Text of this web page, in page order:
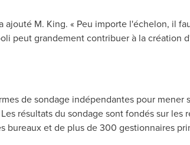
ajouté M. King. « Peu importe l'échelon, il
peut grandement contribuer à la création
de sondage indépendantes pour mener
résultats du sondage sont fondés sur
bureaux et de plus de 300 gestionnaires